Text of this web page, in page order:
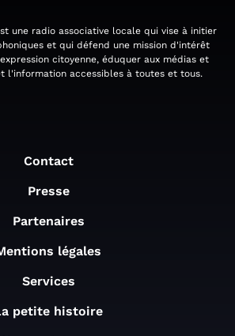
une radio associative locale qui vise à initier
et qui défend une mission d'intérêt
citoyenne, éduquer aux médias et
l'information accessibles à toutes et tous.
Contact
Presse
Partenaires
légales
Services
petite histoire